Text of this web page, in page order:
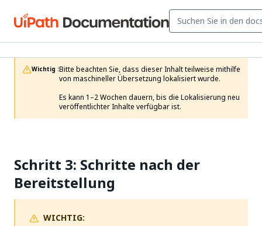
Wichtig :Bitte beachten Sie, dass dieser Inhalt teilweise mithilfe
von maschineller Übersetzung lokalisiert wurde.
Es kann 1–2 Wochen dauern, bis die Lokalisierung neu
veröffentlichter Inhalte verfügbar ist.
Schritt 3: Schritte nach der
Bereitstellung
WICHTIG: